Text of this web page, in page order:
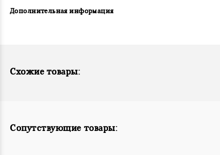
Дополнительная информация
Схожие товары:
Сопутствующие товары: